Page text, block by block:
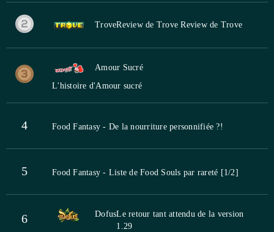
TroveReview de Trove Review de Trove
Amour Sucré
L'histoire d'Amour sucré
4 Food Fantasy - De la nourriture personnifiée ?!
5 Food Fantasy - Liste de Food Souls par rareté [1/2]
6 DofusLe retour tant attendu de la version
1.29